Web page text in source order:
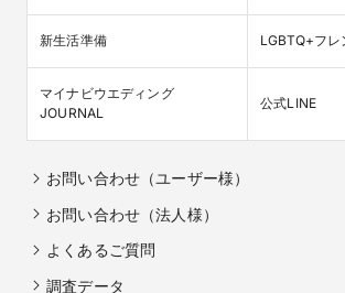
新生活準備 LGBTQ+フレ
マイナビウエディング
JOURNAL
公式LINE
お問い合わせ（ユーザー様）
お問い合わせ（法人様）
よくあるご質問
調査データ